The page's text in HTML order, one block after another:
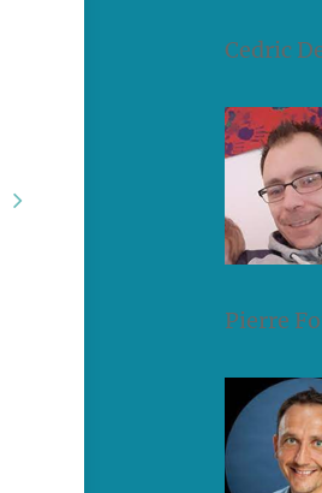
Cedric
Pierre